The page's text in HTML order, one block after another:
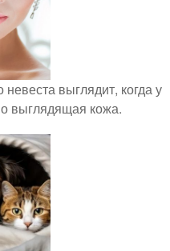
выглядит, когда у
выглядящая кожа.